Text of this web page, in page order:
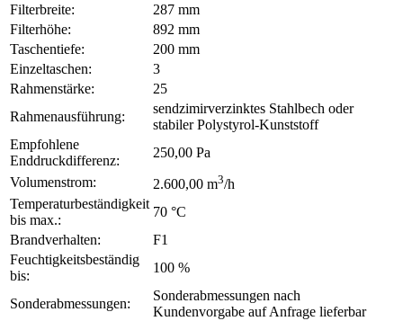
Filterbreite:
287 mm
Filterhöhe:
892 mm
Taschentiefe:
200 mm
Einzeltaschen:
3
Rahmenstärke:
25
Rahmenausführung:
sendzimirverzinktes Stahlbech oder
stabiler Polystyrol-Kunststoff
Empfohlene
Enddruckdifferenz:
250,00 Pa
Volumenstrom:
2.600,00 m3/h
Temperaturbeständigkeit
bis max.:
70 °C
Brandverhalten:
F1
Feuchtigkeitsbeständig
bis:
100 %
Sonderabmessungen:
Sonderabmessungen nach
Kundenvorgabe auf Anfrage lieferbar